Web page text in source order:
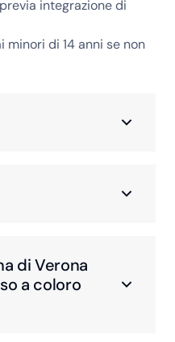
integrazione di
minori di 14 anni se non
di Verona
a coloro